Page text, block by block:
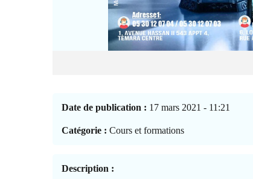
Date de publication : 17 mars 2021 - 11:21
Catégorie : Cours et formations
Description :